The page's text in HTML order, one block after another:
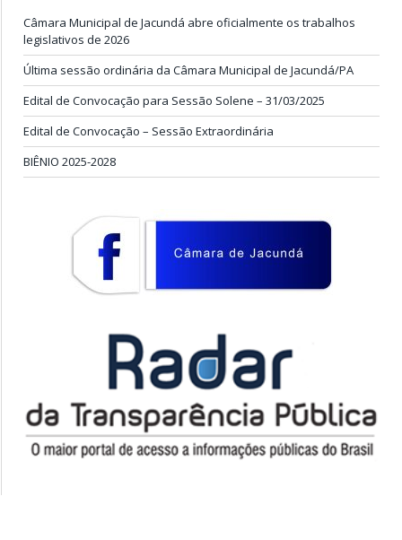
Câmara Municipal de Jacundá abre oficialmente os trabalhos
legislativos de 2026
Última sessão ordinária da Câmara Municipal de Jacundá/PA
Edital de Convocação para Sessão Solene – 31/03/2025
Edital de Convocação – Sessão Extraordinária
BIÊNIO 2025-2028